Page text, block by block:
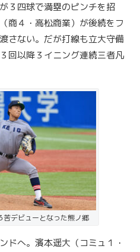
３四球で満塁のピンチを招
商４・高松商業）が後続をフ
さない。だが打線も立大守備
回以降３イニング連続三者凡
苦デビューとなった熊ノ郷
ドへ。濱本遥大（コミュ１・